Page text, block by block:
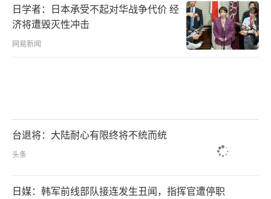
日学者：日本承受不起对华战争代价 经
济将遭毁灭性冲击
网易新闻
台退将：大陆耐心有限终将不统而统
头条
日媒：韩军前线部队接连发生丑闻，指挥官遭停职